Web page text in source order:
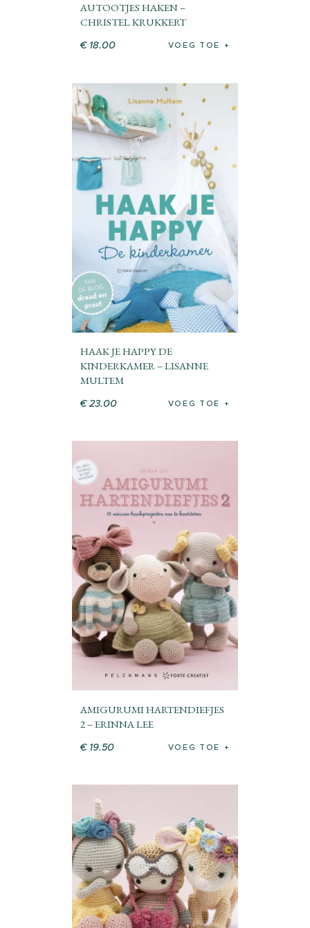
AUTOOTJES HAKEN –
CHRISTEL KRUKKERT
€ 18.00 VOEG TOE
HAAK JE HAPPY DE
KINDERKAMER – LISANNE
MULTEM
€ 23.00 VOEG TOE
AMIGURUMI HARTENDIEFJES
2 – ERINNA LEE
€ 19.50 VOEG TOE